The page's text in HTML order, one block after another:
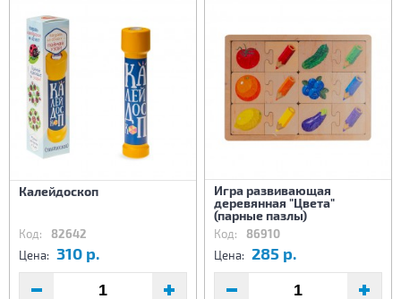
Калейдоскоп
Код: 82642
Цена: 310 р.
Игра развивающая
деревянная "Цвета"
(парные пазлы)
Код: 86910
Цена: 285 р.